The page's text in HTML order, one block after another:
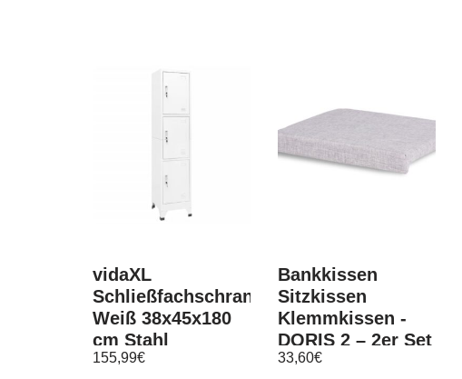
vidaXL
Schließfachschrank
Weiß 38x45x180
cm Stahl
155,99€
Bankkissen
Sitzkissen
Klemmkissen -
DORIS 2 – 2er Set
– Stoff Grau
33,60€